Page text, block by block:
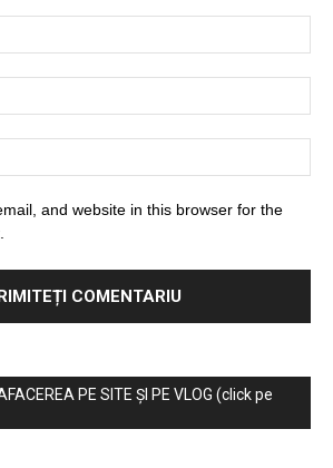
and website in this browser for the
PE SITE ȘI PE VLOG (click pe